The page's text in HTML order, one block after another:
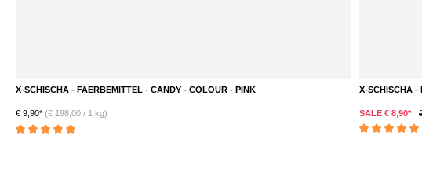
X-SCHISCHA - FAERBEMITTEL - CANDY - COLOUR - PINK
€ 9,90* (€ 198,00 / 1 kg)
X-SCHISCHA -
SALE € 8,90*